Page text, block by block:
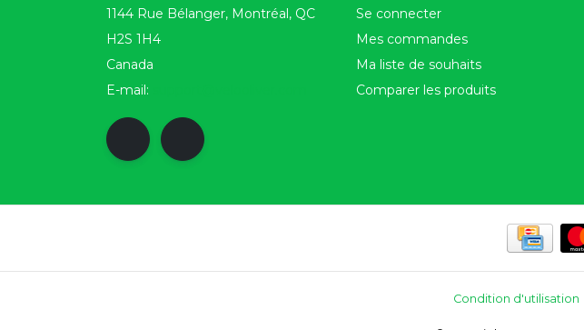
1144 Rue Bélanger, Montréal, QC
H2S 1H4
Canada
E-mail:
Se connecter
Mes commandes
Ma liste de souhaits
Comparer les produits
Condition d'utilisation